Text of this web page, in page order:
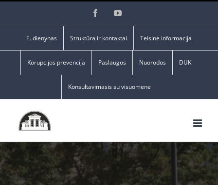
FacebookYouTube
E. dienynas Struktūra ir kontaktai Teisinė informacija
Korupcijos prevencija Paslaugos Nuorodos DUK
Konsultavimasis su visuomene